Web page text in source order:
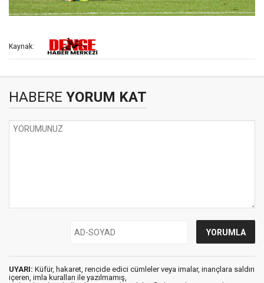
Kaynak:
HABERE YORUM KAT
UYARI: Küfür, hakaret, rencide edici cümleler veya imalar, inançlara saldırı
içeren, imla kuralları ile yazılmamış,